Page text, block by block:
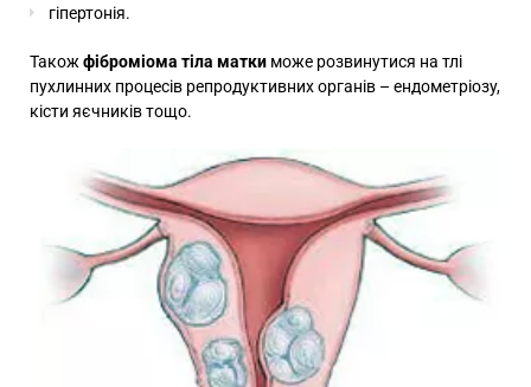
гіпертонія.
Такожфіброміома тіла матки може розвинутися на тлі
пухлинних процесів репродуктивних органів – ендометріозу,
кісти яєчників тощо.